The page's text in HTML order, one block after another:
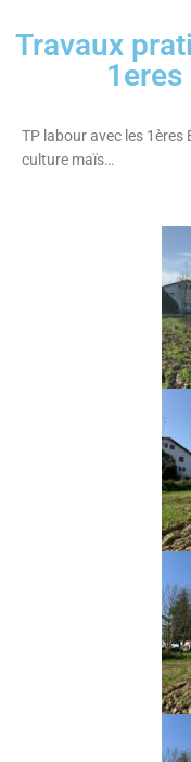
Travaux
1eres
TP labour avec les 1ères
culture maïs…